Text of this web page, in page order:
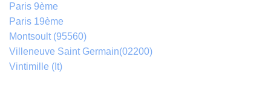
Paris 9ème
Paris 19ème
Montsoult (95560)
Villeneuve Saint Germain(02200)
Vintimille (It)